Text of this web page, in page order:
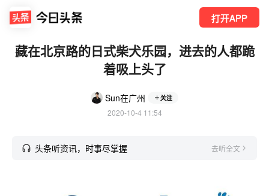
打开APP
藏在北京路的日式柴犬乐园，进去的人都跪
着吸上头了
Sun在广州 关注
2020-10-4 11:54
头条听资讯，时事尽掌握 去听全文